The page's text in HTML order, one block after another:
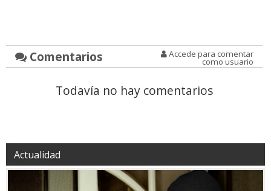
Comentarios Accede para comentar
como usuario
Todavía no hay comentarios
Actualidad